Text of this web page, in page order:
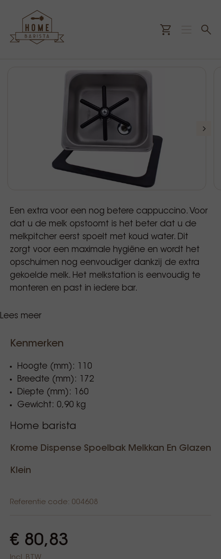
Een extra voor een nog betere cappuccino. Voor
dat u de melk opstoomt is het beter dat u de
melkpitcher eerst spoelt met koud water. Dit
zorgt voor een maximale hygiëne en wordt het
opschuimen nog eenvoudiger dankzij de extra
gekoelde melk. Het melkstation is eenvoudig te
monteren en past in iedere bar.
Voor inbouw maak je een opening van 155mm op
De bijgeleverd rubber bescherm uw werkblad
en een toevoer aansluiting.
Lees meer
Kenmerken
Hoogte (mm): 110
Breedte (mm): 172
Diepte (mm): 160
Gewicht: 0,90 kg
Home barista
Krome Dispense Spoelbak Melkkan En Glazen
Klein
Referentie code: 004608
€ 80,83